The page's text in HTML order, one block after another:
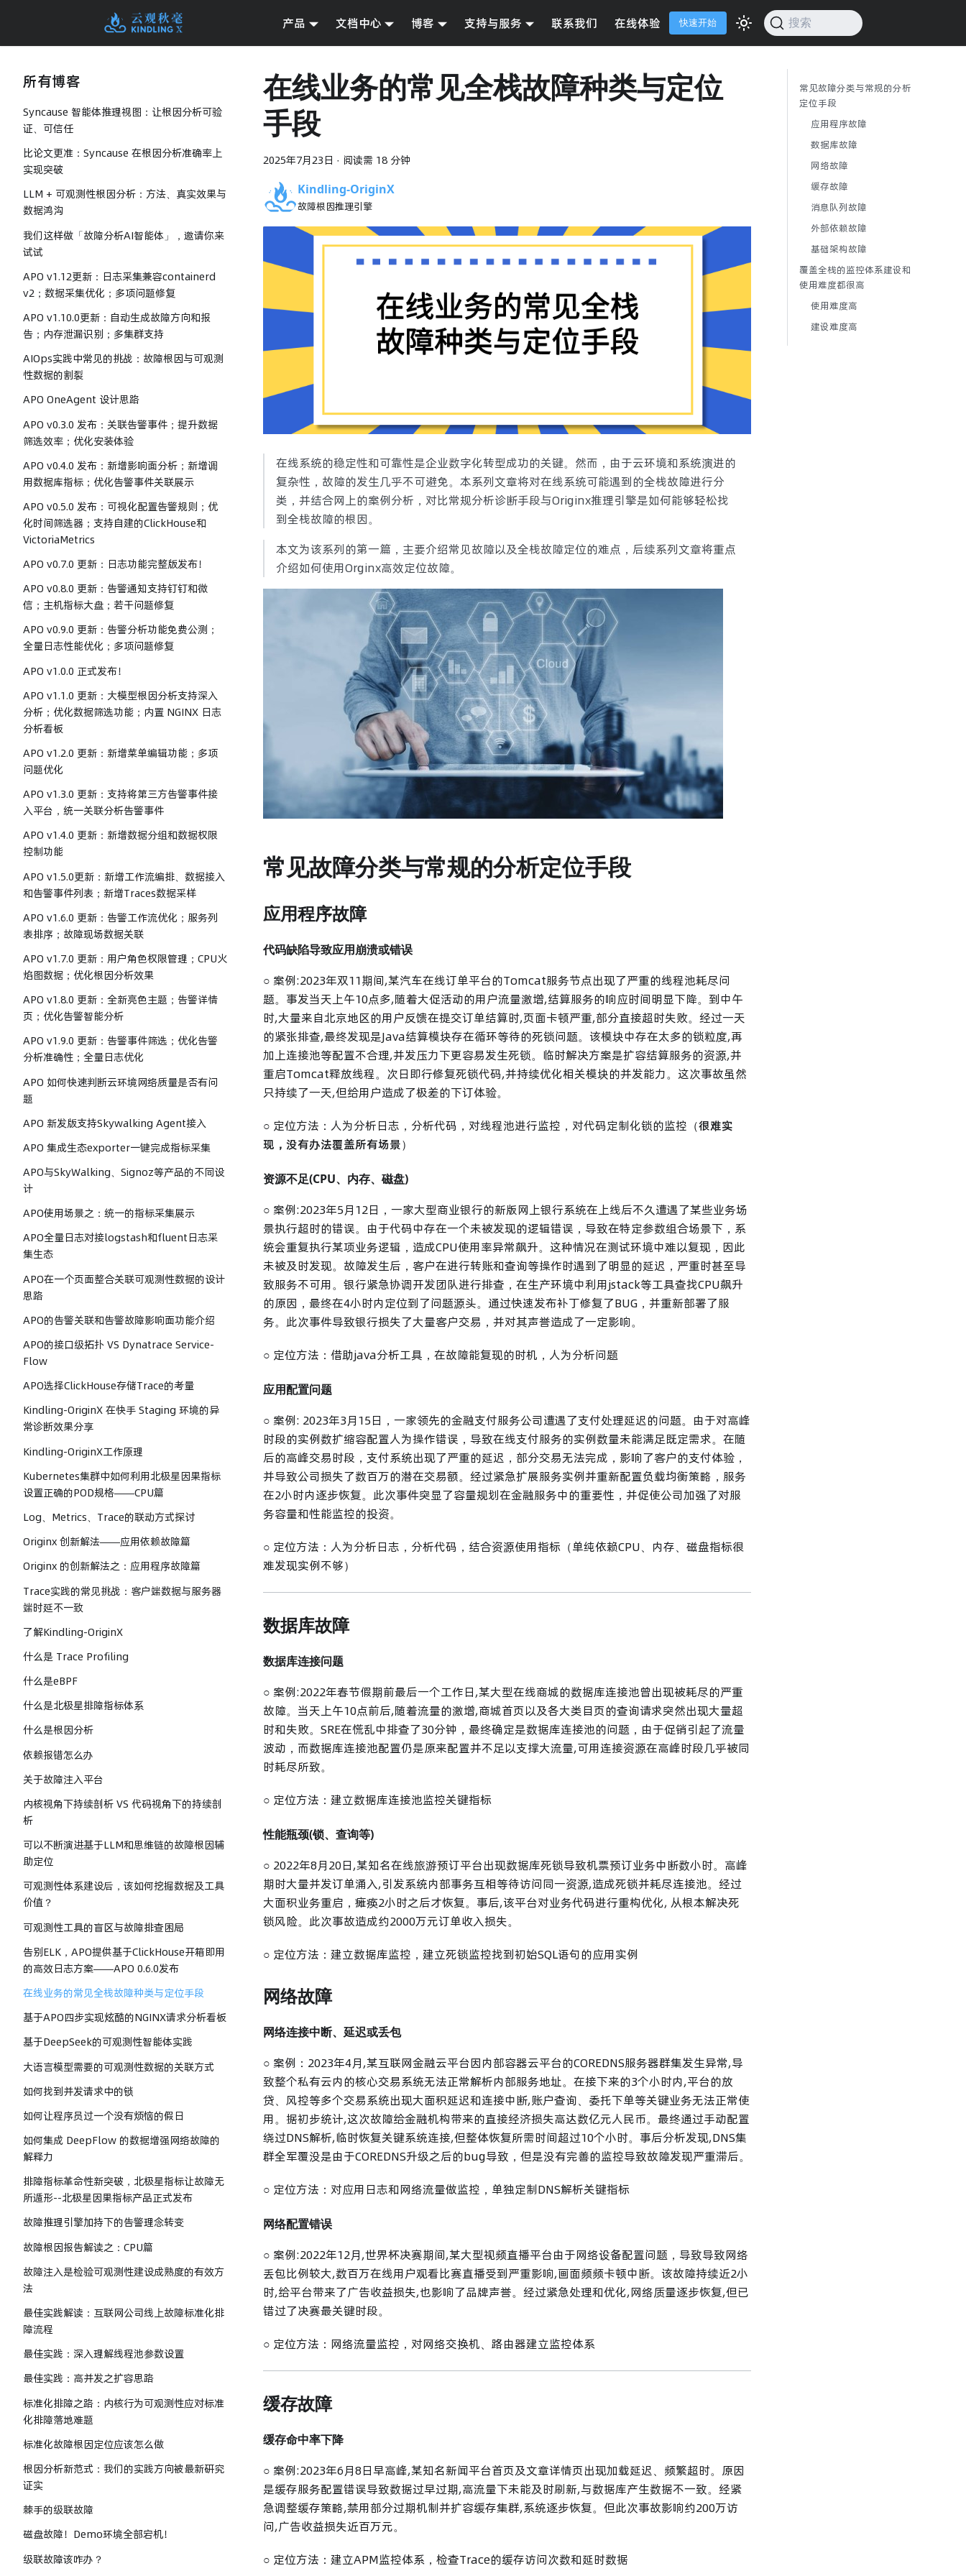
产品 文档中心 博客 支持与服务 联系我们 在线体验 快速开始 搜索
所有博客
Syncause 智能体推理视图：让根因分析可验
证、可信任
比论文更准：Syncause 在根因分析准确率上
实现突破
LLM + 可观测性根因分析：方法、真实效果与
数据鸿沟
我们这样做「故障分析AI智能体」，邀请你来
试试
APO v1.12更新：日志采集兼容containerd
v2；数据采集优化；多项问题修复
APO v1.10.0更新：自动生成故障方向和报
告；内存泄漏识别；多集群支持
AIOps实践中常见的挑战：故障根因与可观测
性数据的割裂
APO OneAgent 设计思路
APO v0.3.0 发布：关联告警事件；提升数据
筛选效率；优化安装体验
APO v0.4.0 发布：新增影响面分析；新增调
用数据库指标；优化告警事件关联展示
APO v0.5.0 发布：可视化配置告警规则；优
化时间筛选器；支持自建的ClickHouse和
VictoriaMetrics
APO v0.7.0 更新：日志功能完整版发布！
APO v0.8.0 更新：告警通知支持钉钉和微
信；主机指标大盘；若干问题修复
APO v0.9.0 更新：告警分析功能免费公测；
全量日志性能优化；多项问题修复
APO v1.0.0 正式发布！
APO v1.1.0 更新：大模型根因分析支持深入
分析；优化数据筛选功能；内置 NGINX 日志
分析看板
APO v1.2.0 更新：新增菜单编辑功能；多项
问题优化
APO v1.3.0 更新：支持将第三方告警事件接
入平台，统一关联分析告警事件
APO v1.4.0 更新：新增数据分组和数据权限
控制功能
APO v1.5.0更新：新增工作流编排、数据接入
和告警事件列表；新增Traces数据采样
APO v1.6.0 更新：告警工作流优化；服务列
表排序；故障现场数据关联
APO v1.7.0 更新：用户角色权限管理；CPU火
焰图数据；优化根因分析效果
APO v1.8.0 更新：全新亮色主题；告警详情
页；优化告警智能分析
APO v1.9.0 更新：告警事件筛选；优化告警
分析准确性；全量日志优化
APO 如何快速判断云环境网络质量是否有问
题
APO 新发版支持Skywalking Agent接入
APO 集成生态exporter一键完成指标采集
APO与SkyWalking、Signoz等产品的不同设
计
APO使用场景之：统一的指标采集展示
APO全量日志对接logstash和fluent日志采
集生态
APO在一个页面整合关联可观测性数据的设计
思路
APO的告警关联和告警故障影响面功能介绍
APO的接口级拓扑 VS Dynatrace Service-
Flow
APO选择ClickHouse存储Trace的考量
Kindling-OriginX 在快手 Staging 环境的异
常诊断效果分享
Kindling-OriginX工作原理
Kubernetes集群中如何利用北极星因果指标
设置正确的POD规格——CPU篇
Log、Metrics、Trace的联动方式探讨
Originx 创新解法——应用依赖故障篇
Originx 的创新解法之：应用程序故障篇
Trace实践的常见挑战：客户端数据与服务器
端时延不一致
了解Kindling-OriginX
什么是 Trace Profiling
什么是eBPF
什么是北极星排障指标体系
什么是根因分析
依赖报错怎么办
关于故障注入平台
内核视角下持续剖析 VS 代码视角下的持续剖
析
可以不断演进基于LLM和思维链的故障根因辅
助定位
可观测性体系建设后，该如何挖掘数据及工具
价值？
可观测性工具的盲区与故障排查困局
告别ELK，APO提供基于ClickHouse开箱即用
的高效日志方案——APO 0.6.0发布
在线业务的常见全栈故障种类与定位手段
基于APO四步实现炫酷的NGINX请求分析看板
基于DeepSeek的可观测性智能体实践
大语言模型需要的可观测性数据的关联方式
如何找到并发请求中的锁
如何让程序员过一个没有烦恼的假日
如何集成 DeepFlow 的数据增强网络故障的
解释力
排障指标革命性新突破，北极星指标让故障无
所遁形--北极星因果指标产品正式发布
故障推理引擎加持下的告警理念转变
故障根因报告解读之：CPU篇
故障注入是检验可观测性建设成熟度的有效方
法
最佳实践解读：互联网公司线上故障标准化排
障流程
最佳实践：深入理解线程池参数设置
最佳实践：高并发之扩容思路
标准化排障之路：内核行为可观测性应对标准
化排障落地难题
标准化故障根因定位应该怎么做
根因分析新范式：我们的实践方向被最新研究
证实
棘手的级联故障
磁盘故障！Demo环境全部宕机！
级联故障该咋办？
在线业务的常见全栈故障种类与定位
手段
2025年7月23日 · 阅读需 18 分钟
Kindling-OriginX
故障根因推理引擎
在线系统的稳定性和可靠性是企业数字化转型成功的关键。然而，由于云环境和系统演进的
复杂性，故障的发生几乎不可避免。本系列文章将对在线系统可能遇到的全栈故障进行分
类，并结合网上的案例分析，对比常规分析诊断手段与Originx推理引擎是如何能够轻松找
到全栈故障的根因。
本文为该系列的第一篇，主要介绍常见故障以及全栈故障定位的难点，后续系列文章将重点
介绍如何使用Orginx高效定位故障。
常见故障分类与常规的分析定位手段
应用程序故障
代码缺陷导致应用崩溃或错误
○ 案例:2023年双11期间,某汽车在线订单平台的Tomcat服务节点出现了严重的线程池耗尽问
题。事发当天上午10点多,随着大促活动的用户流量激增,结算服务的响应时间明显下降。到中午
时,大量来自北京地区的用户反馈在提交订单结算时,页面卡顿严重,部分直接超时失败。经过一天
的紧张排查,最终发现是Java结算模块存在循环等待的死锁问题。该模块中存在太多的锁粒度,再
加上连接池等配置不合理,并发压力下更容易发生死锁。临时解决方案是扩容结算服务的资源,并
重启Tomcat释放线程。次日即行修复死锁代码,并持续优化相关模块的并发能力。这次事故虽然
只持续了一天,但给用户造成了极差的下订体验。
○ 定位方法：人为分析日志，分析代码，对线程池进行监控，对代码定制化锁的监控（很难实
现，没有办法覆盖所有场景）
资源不足(CPU、内存、磁盘)
○ 案例:2023年5月12日，一家大型商业银行的新版网上银行系统在上线后不久遭遇了某些业务场
景执行超时的错误。由于代码中存在一个未被发现的逻辑错误，导致在特定参数组合场景下，系
统会重复执行某项业务逻辑，造成CPU使用率异常飙升。这种情况在测试环境中难以复现，因此
未被及时发现。故障发生后，客户在进行转账和查询等操作时遇到了明显的延迟，严重时甚至导
致服务不可用。银行紧急协调开发团队进行排查，在生产环境中利用jstack等工具查找CPU飙升
的原因，最终在4小时内定位到了问题源头。通过快速发布补丁修复了BUG，并重新部署了服
务。此次事件导致银行损失了大量客户交易，并对其声誉造成了一定影响。
○ 定位方法：借助java分析工具，在故障能复现的时机，人为分析问题
应用配置问题
○ 案例: 2023年3月15日，一家领先的金融支付服务公司遭遇了支付处理延迟的问题。由于对高峰
时段的实例数扩缩容配置人为操作错误，导致在线支付服务的实例数量未能满足既定需求。在随
后的高峰交易时段，支付系统出现了严重的延迟，部分交易无法完成，影响了客户的支付体验，
并导致公司损失了数百万的潜在交易额。经过紧急扩展服务实例并重新配置负载均衡策略，服务
在2小时内逐步恢复。此次事件突显了容量规划在金融服务中的重要性，并促使公司加强了对服
务容量和性能监控的投资。
○ 定位方法：人为分析日志，分析代码，结合资源使用指标（单纯依赖CPU、内存、磁盘指标很
难发现实例不够）
数据库故障
数据库连接问题
○ 案例:2022年春节假期前最后一个工作日,某大型在线商城的数据库连接池曾出现被耗尽的严重
故障。当天上午10点前后,随着流量的激增,商城首页以及各大类目页的查询请求突然出现大量超
时和失败。SRE在慌乱中排查了30分钟，最终确定是数据库连接池的问题，由于促销引起了流量
波动，而数据库连接池配置仍是原来配置并不足以支撑大流量,可用连接资源在高峰时段几乎被同
时耗尽所致。
○ 定位方法：建立数据库连接池监控关键指标
性能瓶颈(锁、查询等)
○ 2022年8月20日,某知名在线旅游预订平台出现数据库死锁导致机票预订业务中断数小时。高峰
期时大量并发订单涌入,引发系统内部事务互相等待访问同一资源,造成死锁并耗尽连接池。经过
大面积业务重启，瘫痪2小时之后才恢复。事后,该平台对业务代码进行重构优化, 从根本解决死
锁风险。此次事故造成约2000万元订单收入损失。
○ 定位方法：建立数据库监控，建立死锁监控找到初始SQL语句的应用实例
网络故障
网络连接中断、延迟或丢包
○ 案例：2023年4月,某互联网金融云平台因内部容器云平台的COREDNS服务器群集发生异常,导
致整个私有云内的核心交易系统无法正常解析内部服务地址。在接下来的3个小时内,平台的放
贷、风控等多个交易系统出现大面积延迟和连接中断,账户查询、委托下单等关键业务无法正常使
用。据初步统计,这次故障给金融机构带来的直接经济损失高达数亿元人民币。最终通过手动配置
绕过DNS解析,临时恢复关键系统连接,但整体恢复所需时间超过10个小时。事后分析发现,DNS集
群全军覆没是由于COREDNS升级之后的bug导致，但是没有完善的监控导致故障发现严重滞后。
○ 定位方法：对应用日志和网络流量做监控，单独定制DNS解析关键指标
网络配置错误
○ 案例:2022年12月,世界杯决赛期间,某大型视频直播平台由于网络设备配置问题，导致导致网络
丢包比例较大,数百万在线用户观看比赛直播受到严重影响,画面频频卡顿中断。该故障持续近2小
时,给平台带来了广告收益损失,也影响了品牌声誉。经过紧急处理和优化,网络质量逐步恢复,但已
错过了决赛最关键时段。
○ 定位方法：网络流量监控，对网络交换机、路由器建立监控体系
缓存故障
缓存命中率下降
○ 案例:2023年6月8日早高峰,某知名新闻平台首页及文章详情页出现加载延迟、频繁超时。原因
是缓存服务配置错误导致数据过早过期,高流量下未能及时刷新,与数据库产生数据不一致。经紧
急调整缓存策略,禁用部分过期机制并扩容缓存集群,系统逐步恢复。但此次事故影响约200万访
问,广告收益损失近百万元。
○ 定位方法：建立APM监控体系，检查Trace的缓存访问次数和延时数据
常见故障分类与常规的分析
定位手段
应用程序故障
数据库故障
网络故障
缓存故障
消息队列故障
外部依赖故障
基础架构故障
覆盖全栈的监控体系建设和
使用难度都很高
使用难度高
建设难度高